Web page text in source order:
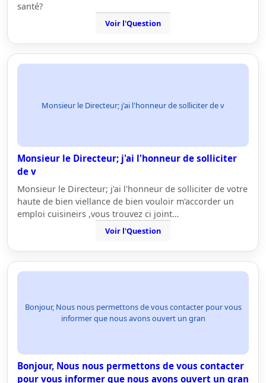
santé?
Voir l'Question
Monsieur le Directeur; j'ai l'honneur de solliciter de v
Monsieur le Directeur; j'ai l'honneur de solliciter
de v
Monsieur le Directeur; j'ai l'honneur de solliciter de votre
haute de bien viellance de bien vouloir m'accorder un
emploi cuisineirs ,vous trouvez ci joint…
Voir l'Question
Bonjour, Nous nous permettons de vous contacter pour vous
informer que nous avons ouvert un gran
Bonjour, Nous nous permettons de vous contacter
pour vous informer que nous avons ouvert un gran